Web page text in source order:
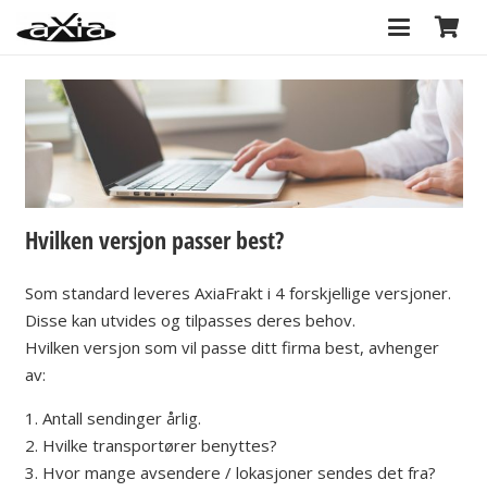
Hvilken versjon passer best?
Som standard leveres AxiaFrakt i 4 forskjellige versjoner.
Disse kan utvides og tilpasses deres behov.
Hvilken versjon som vil passe ditt firma best, avhenger
av:
1. Antall sendinger årlig.
2. Hvilke transportører benyttes?
3. Hvor mange avsendere / lokasjoner sendes det fra?